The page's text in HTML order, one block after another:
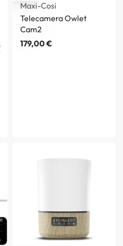
Maxi-Cosi
Telecamera Owlet
Cam2
179,00€